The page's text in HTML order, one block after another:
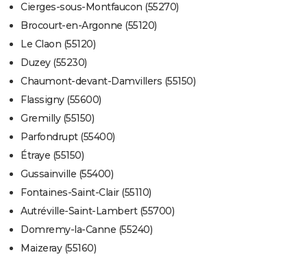
Cierges-sous-Montfaucon (55270)
Brocourt-en-Argonne (55120)
Le Claon (55120)
Duzey (55230)
Chaumont-devant-Damvillers (55150)
Flassigny (55600)
Gremilly (55150)
Parfondrupt (55400)
Étraye (55150)
Gussainville (55400)
Fontaines-Saint-Clair (55110)
Autréville-Saint-Lambert (55700)
Domremy-la-Canne (55240)
Maizeray (55160)